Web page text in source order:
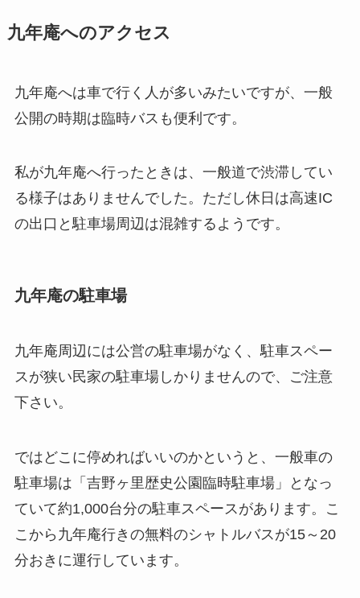
九年庵へのアクセス
九年庵へは車で行く人が多いみたいですが、一般
公開の時期は臨時バスも便利です。
私が九年庵へ行ったときは、一般道で渋滞してい
る様子はありませんでした。ただし休日は高速IC
の出口と駐車場周辺は混雑するようです。
九年庵の駐車場
九年庵周辺には公営の駐車場がなく、駐車スペー
スが狭い民家の駐車場しかりませんので、ご注意
下さい。
ではどこに停めればいいのかというと、一般車の
駐車場は「吉野ヶ里歴史公園臨時駐車場」となっ
ていて約1,000台分の駐車スペースがあります。こ
こから九年庵行きの無料のシャトルバスが15～20
分おきに運行しています。